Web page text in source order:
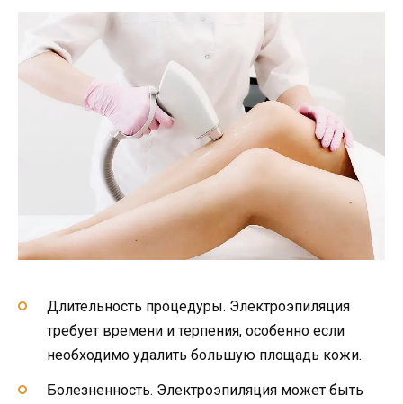
Длительность процедуры. Электроэпиляция
требует времени и терпения, особенно если
необходимо удалить большую площадь кожи.
Болезненность. Электроэпиляция может быть